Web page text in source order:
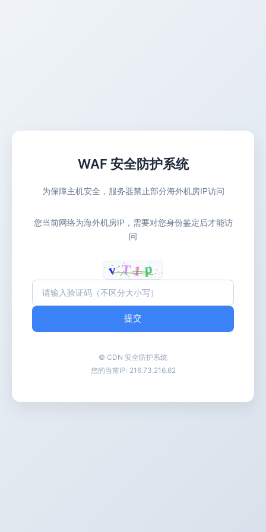
WAF 安全防护系统
为保障主机安全，服务器禁止部分海外机房IP访问
您当前网络为海外机房IP，需要对您身份鉴定后才能访
问
提交
© CDN 安全防护系统
您的当前IP: 216.73.216.62